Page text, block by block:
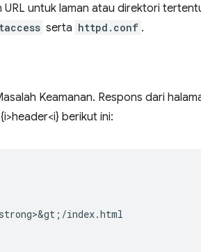
untuk laman atau direktori
serta httpd.conf .
Keamanan. Respons dari
berikut ini:
; /index.html